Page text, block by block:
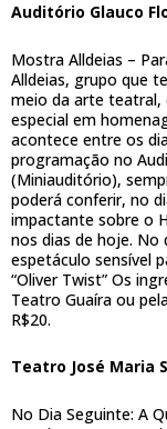
Auditório Glauco
Mostra Alldeias –
Alldeias, grupo que
meio da arte teatral,
especial em
acontece entre os
programação no
(Miniauditório),
poderá conferir, no
impactante sobre o
nos dias de hoje. No
espetáculo sensível
“Oliver Twist” Os
Teatro Guaíra ou
R$20.
Teatro José Maria
No Dia Seguinte: A